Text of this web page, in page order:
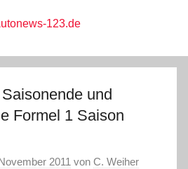
und
Formel 1 Saison
2011 von C. Weiher